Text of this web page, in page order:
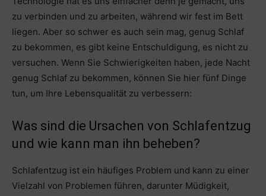
zu verbinden und zu arbeiten, während wir fest im Bett
liegen. Aber so schwer es auch sein mag, genug Schlaf
zu bekommen, es gibt keine Entschuldigung, es nicht zu
versuchen. Wenn Sie Schwierigkeiten haben, jede Nacht
genug Schlaf zu bekommen, können Sie hier fünf Dinge
tun, um Ihre Lebensqualität zu verbessern:
Was sind die Ursachen von Schlafentzug
und wie kann man ihn beheben?
Schlafentzug ist ein häufiges Problem und kann zu einer
Vielzahl von Problemen führen, darunter Müdigkeit,